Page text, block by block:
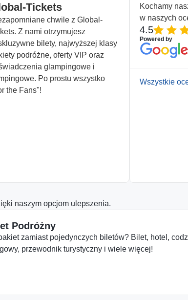
Tickets
chwile z Global-
Z nami otrzymujesz
bilety, najwyższej klasy
podróżne, oferty VIP oraz
glampingowe i
Po prostu wszystko
the Fans"!
Kochamy
w naszych
4.5
Powered by
Wszystkie
naszym opcjom ulepszenia.
Podróżny
zamiast pojedynczych biletów? Bilet, hotel,
przewodnik turystyczny i wiele więcej!